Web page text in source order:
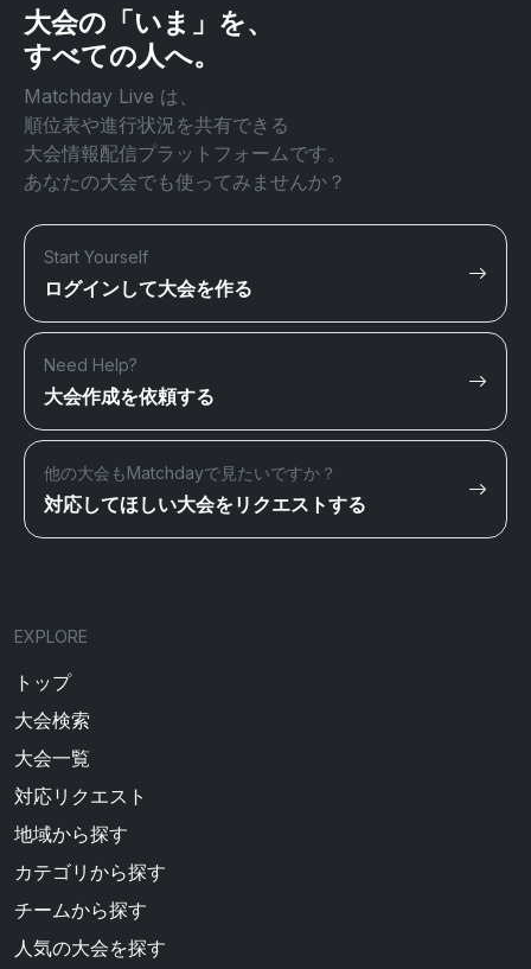
大会の「いま」を、
すべての人へ。
Matchday Live は、
順位表や進行状況を共有できる
大会情報配信プラットフォームです。
あなたの大会でも使ってみませんか？
Start Yourself
ログインして大会を作る
Need Help?
大会作成を依頼する
他の大会もMatchdayで見たいですか？
対応してほしい大会をリクエストする
EXPLORE
トップ
大会検索
大会一覧
対応リクエスト
地域から探す
カテゴリから探す
チームから探す
人気の大会を探す